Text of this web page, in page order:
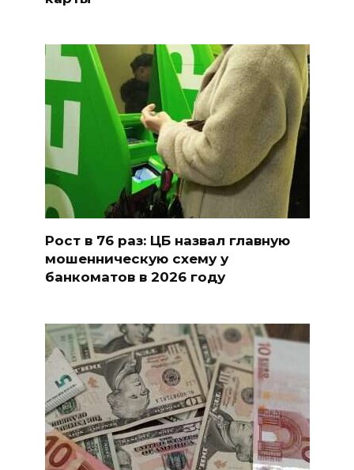
Рост в 76 раз: ЦБ назвал главную
мошенническую схему у
банкоматов в 2026 году